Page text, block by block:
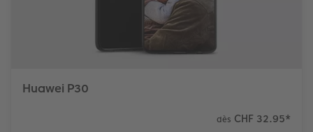
Huawei P30
dès CHF 32.95*